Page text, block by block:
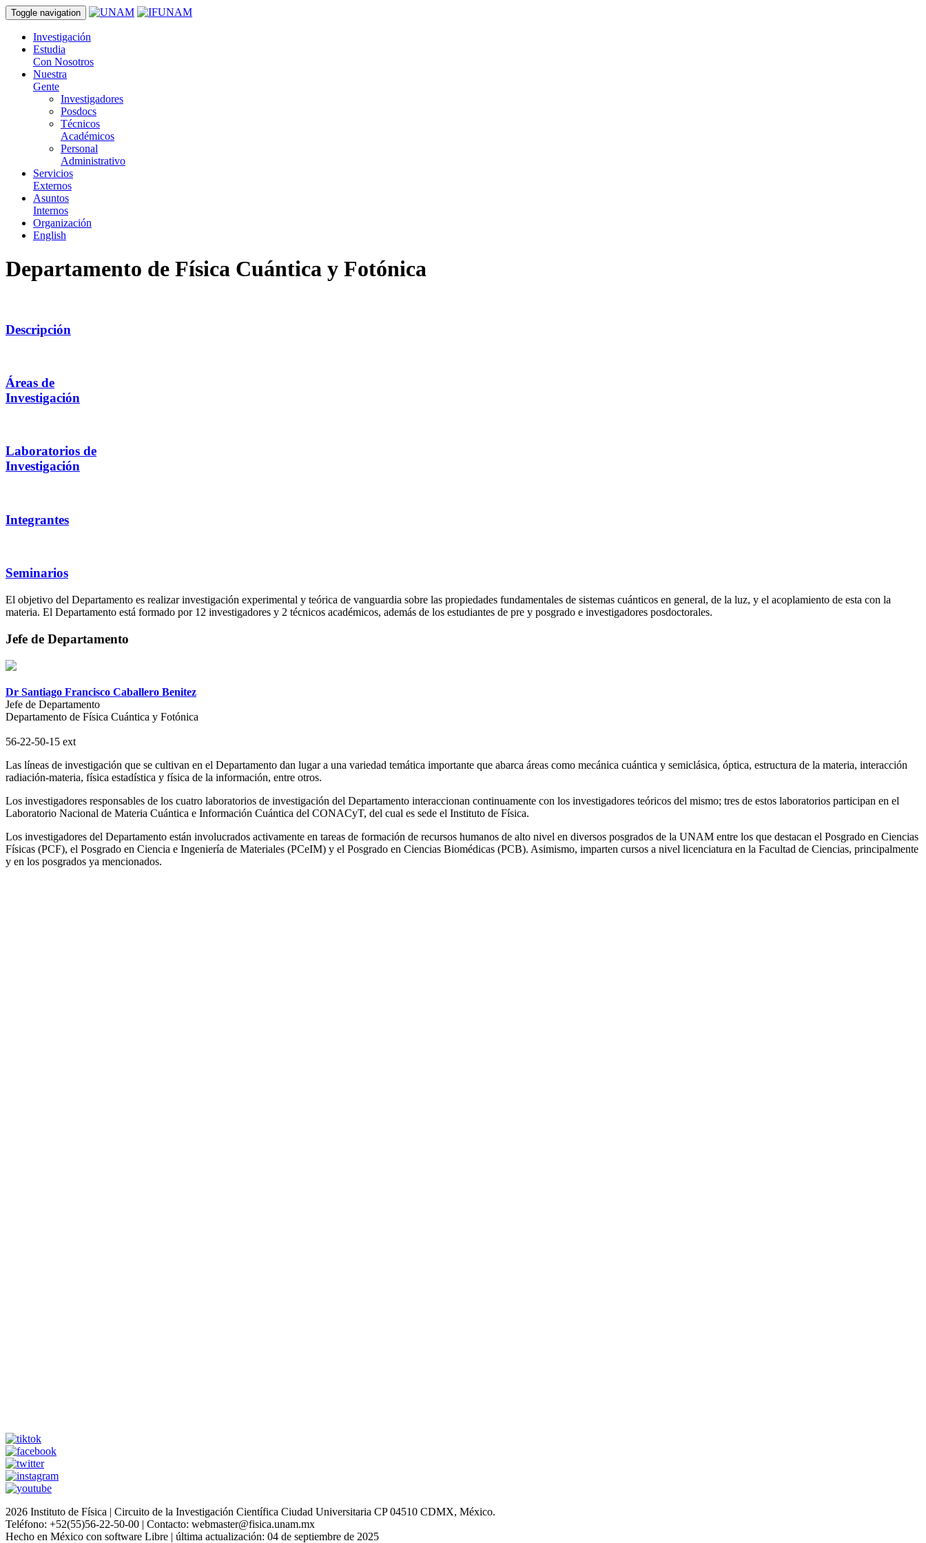
Toggle navigation
Investigación
Estudia
Con Nosotros
Nuestra
Gente
Investigadores
Posdocs
Técnicos
Académicos
Personal
Administrativo
Servicios
Externos
Asuntos
Internos
Organización
English
Departamento de Física Cuántica y Fotónica
Descripción
Áreas de
Investigación
Laboratorios de
Investigación
Integrantes
Seminarios
El objetivo del Departamento es realizar investigación experimental y teórica de vanguardia sobre las propiedades fundamentales de sistemas cuánticos en general, de la luz, y el acoplamiento de esta con la
materia. El Departamento está formado por 12 investigadores y 2 técnicos académicos, además de los estudiantes de pre y posgrado e investigadores posdoctorales.
Jefe de Departamento
Dr Santiago Francisco Caballero Benitez
Jefe de Departamento
Departamento de Física Cuántica y Fotónica
56-22-50-15 ext
Las líneas de investigación que se cultivan en el Departamento dan lugar a una variedad temática importante que abarca áreas como mecánica cuántica y semiclásica, óptica, estructura de la materia, interacción
radiación-materia, física estadística y física de la información, entre otros.
Los investigadores responsables de los cuatro laboratorios de investigación del Departamento interaccionan continuamente con los investigadores teóricos del mismo; tres de estos laboratorios participan en el
Laboratorio Nacional de Materia Cuántica e Información Cuántica del CONACyT, del cual es sede el Instituto de Física.
Los investigadores del Departamento están involucrados activamente en tareas de formación de recursos humanos de alto nivel en diversos posgrados de la UNAM entre los que destacan el Posgrado en Ciencias
Físicas (PCF), el Posgrado en Ciencia e Ingeniería de Materiales (PCeIM) y el Posgrado en Ciencias Biomédicas (PCB). Asimismo, imparten cursos a nivel licenciatura en la Facultad de Ciencias, principalmente
y en los posgrados ya mencionados.
2026 Instituto de Física | Circuito de la Investigación Científica Ciudad Universitaria CP 04510 CDMX, México.
Teléfono: +52(55)56-22-50-00 | Contacto: webmaster@fisica.unam.mx
Hecho en México con software Libre | última actualización: 04 de septiembre de 2025